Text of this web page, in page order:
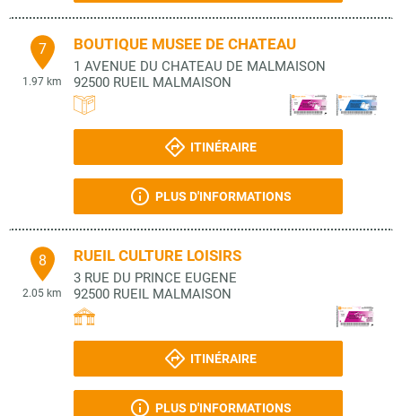
7
1.97 km
BOUTIQUE MUSEE DE CHATEAU
1 AVENUE DU CHATEAU DE MALMAISON
92500 RUEIL MALMAISON
ITINÉRAIRE
PLUS D'INFORMATIONS
8
2.05 km
RUEIL CULTURE LOISIRS
3 RUE DU PRINCE EUGENE
92500 RUEIL MALMAISON
ITINÉRAIRE
PLUS D'INFORMATIONS